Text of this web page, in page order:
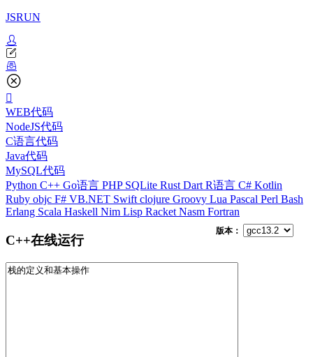
JSRUN
WEB代码
NodeJS代码
C语言代码
Java代码
MySQL代码
Python C++ Go语言 PHP SQLite Rust Dart R语言 C# Kotlin
Ruby objc F# VB.NET Swift clojure Groovy Lua Pascal Perl Bash
Erlang Scala Haskell Nim Lisp Racket Nasm Fortran
C++在线运行
版本：